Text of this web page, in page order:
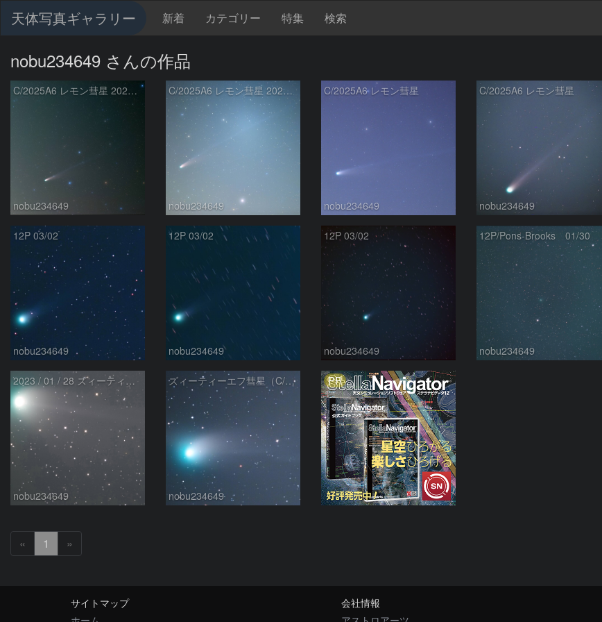
天体写真ギャラリー 新着 カテゴリー 特集 検索
nobu234649 さんの作品
C/2025A6 レモン彗星 2025.10.27
nobu234649
C/2025A6 レモン彗星 2025.10.23
nobu234649
C/2025A6 レモン彗星
nobu234649
C/2025A6 レモン彗星
nobu234649
12P 03/02
nobu234649
12P 03/02
nobu234649
12P 03/02
nobu234649
12P/Pons-Brooks 01/30
nobu234649
2023 / 01 / 28 ズィーティーエフ彗星（C/2022 E3）
nobu234649
ズィーティーエフ彗星（C/2022 E3）
nobu234649
PR
« 1 »
サイトマップ
会社情報